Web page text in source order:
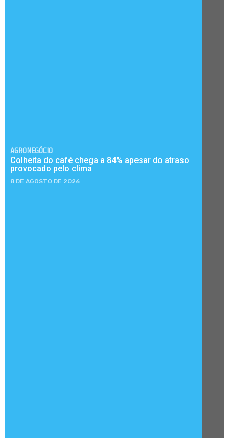
AGRONEGÓCIO
Colheita do café chega a 84% apesar do atraso
provocado pelo clima
8 DE AGOSTO DE 2026